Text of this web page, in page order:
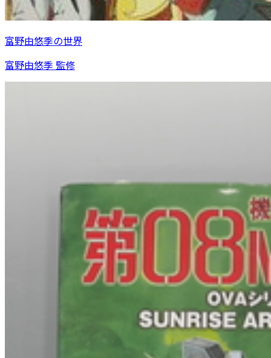
富野由悠季の世界
富野由悠季 監修